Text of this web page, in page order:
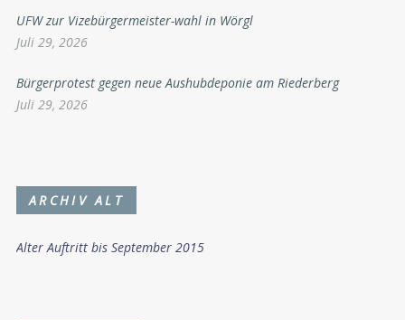
UFW zur Vizebürgermeister-wahl in Wörgl
Juli 29, 2026
Bürgerprotest gegen neue Aushubdeponie am Riederberg
Juli 29, 2026
ARCHIV ALT
Alter Auftritt bis September 2015